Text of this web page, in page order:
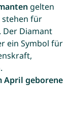
gelten
stehen für
Der Diamant
ein Symbol für
April geborene